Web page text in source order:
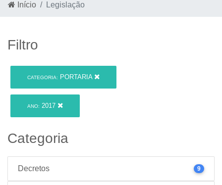
Início Legislação
Filtro
CATEGORIA: PORTARIA
ANO: 2017
Categoria
Decretos 9